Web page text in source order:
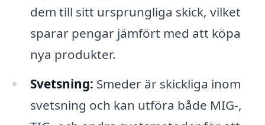
dem till sitt ursprungliga skick, vilket
sparar pengar jämfört med att köpa
nya produkter.
Svetsning: Smeder är skickliga inom
svetsning och kan utföra både MIG-,